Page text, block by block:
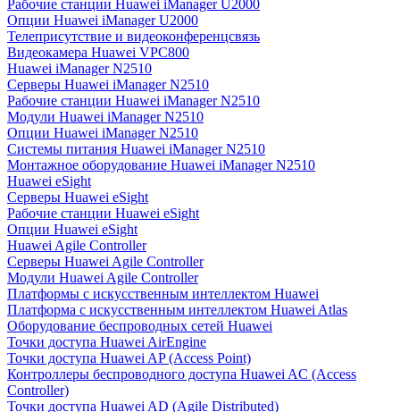
Рабочие станции Huawei iManager U2000
Опции Huawei iManager U2000
Телеприсутствие и видеоконференцсвязь
Видеокамера Huawei VPC800
Huawei iManager N2510
Серверы Huawei iManager N2510
Рабочие станции Huawei iManager N2510
Модули Huawei iManager N2510
Опции Huawei iManager N2510
Системы питания Huawei iManager N2510
Монтажное оборудование Huawei iManager N2510
Huawei eSight
Серверы Huawei eSight
Рабочие станции Huawei eSight
Опции Huawei eSight
Huawei Agile Controller
Серверы Huawei Agile Controller
Модули Huawei Agile Controller
Платформы с искусственным интеллектом Huawei
Платформа с искусственным интеллектом Huawei Atlas
Оборудование беспроводных сетей Huawei
Точки доступа Huawei AirEngine
Точки доступа Huawei AP (Access Point)
Контроллеры беспроводного доступа Huawei AC (Access
Controller)
Точки доступа Huawei AD (Agile Distributed)